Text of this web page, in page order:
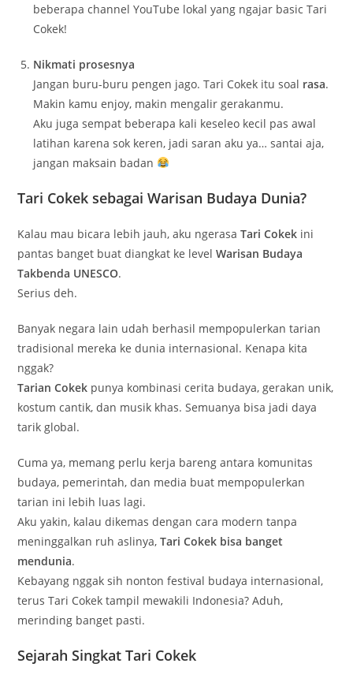
beberapa channel YouTube lokal yang ngajar basic Tari
Cokek!
Nikmati prosesnya
Jangan buru-buru pengen jago. Tari Cokek itu soal rasa.
Makin kamu enjoy, makin mengalir gerakanmu.
Aku juga sempat beberapa kali keseleo kecil pas awal
latihan karena sok keren, jadi saran aku ya… santai aja,
jangan maksain badan
Tari Cokek sebagai Warisan Budaya Dunia?
Kalau mau bicara lebih jauh, aku ngerasaTari Cokek ini
pantas banget buat diangkat ke levelWarisan Budaya
Takbenda UNESCO.
Serius deh.
Banyak negara lain udah berhasil mempopulerkan tarian
tradisional mereka ke dunia internasional. Kenapa kita
nggak?
Tarian Cokek punya kombinasi cerita budaya, gerakan unik,
kostum cantik, dan musik khas. Semuanya bisa jadi daya
tarik global.
Cuma ya, memang perlu kerja bareng antara komunitas
budaya, pemerintah, dan media buat mempopulerkan
tarian ini lebih luas lagi.
Aku yakin, kalau dikemas dengan cara modern tanpa
meninggalkan ruh aslinya,Tari Cokek bisa banget
mendunia.
Kebayang nggak sih nonton festival budaya internasional,
terus Tari Cokek tampil mewakili Indonesia? Aduh,
merinding banget pasti.
Sejarah Singkat Tari Cokek